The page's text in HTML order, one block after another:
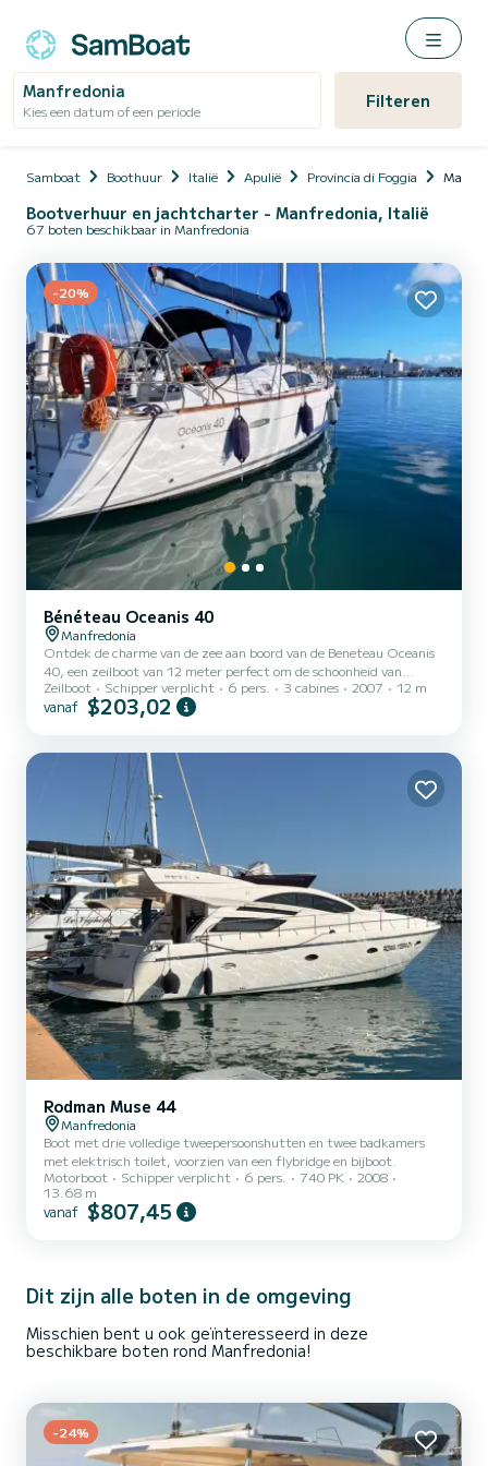
Manfredonia
Kies een datum of een periode Filteren
Samboat Boothuur Italië Apulië Provincia di Foggia
Bootverhuur en jachtcharter - Manfredonia, Italië
67 boten beschikbaar in Manfredonia
-20%
Bénéteau Oceanis 40
Manfredonia
Ontdek de charme van de zee aan boord van de Beneteau Oceanis
40, een zeilboot van 12 meter perfect om de schoonheid van
Gargano en de Tremiti-eilanden te verkennen. Met drie
tweepersoonshutten en twee badkamers (waarvan één met aparte
perfect om te ontspannen en gezellige momenten door te brengen.
Het vaargebied biedt wonderen zoals de kustplaatsen van Gargano,
waaronder V...
Zeilboot Schipper verplicht 6 pers. 3 cabines 2007 12 m
vanaf $203,02
Rodman Muse 44
Manfredonia
Boot met drie volledige tweepersoonshutten en twee badkamers
met elektrisch toilet, voorzien van een flybridge en bijboot.
Motorboot
Schipper verplicht 6 pers. 740 PK
2008
13.68 m
vanaf $807,45
Dit zijn alle boten in de omgeving
Misschien bent u ook geïnteresseerd in deze
beschikbare boten rond Manfredonia!
-24%